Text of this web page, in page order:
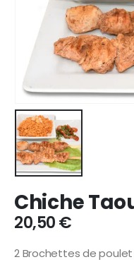
Chiche
20,50€
2 Brochettes de poulet